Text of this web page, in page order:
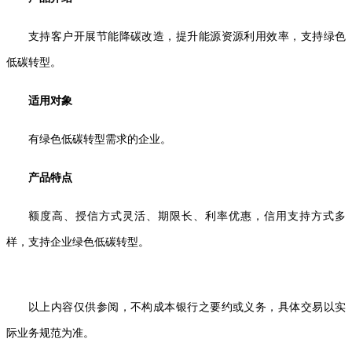
支持客户开展节能降碳改造，提升能源资源利用效率，支持绿色
低碳转型。
适用对象
有绿色低碳转型需求的企业 。
产品特点
额度高、授信方式灵活、期限长、利率优惠，信用支持方式多
样，支持企业绿色低碳转型。
以上内容仅供参阅，不构成本银行之要约或义务，具体交易以实
际业务规范为准。